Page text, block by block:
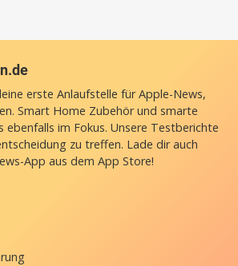
erste Anlaufstelle für Apple-News,
Smart Home Zubehör und smarte
ebenfalls im Fokus. Unsere Testberichte
zu treffen. Lade dir auch
App aus dem App Store!